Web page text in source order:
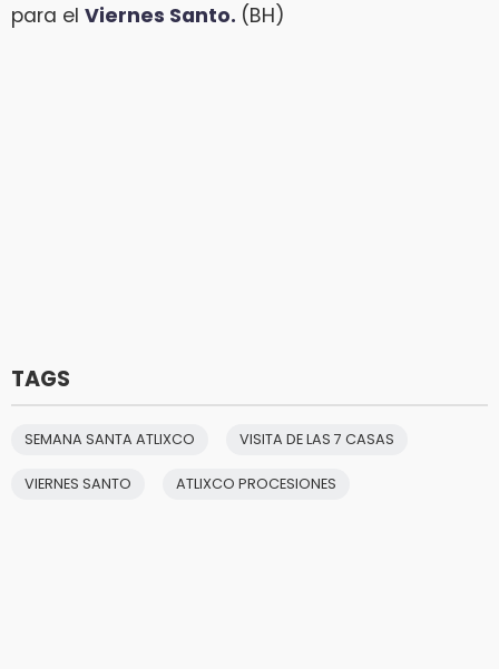
para el Viernes Santo. (BH)
TAGS
SEMANA SANTA ATLIXCO VISITA DE LAS 7 CASAS
VIERNES SANTO ATLIXCO PROCESIONES